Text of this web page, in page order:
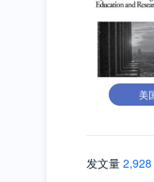
美
发文量 2,928